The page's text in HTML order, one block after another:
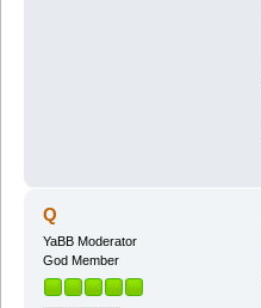
Q
YaBB Moderator
God Member